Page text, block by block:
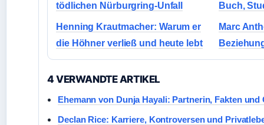
tödlichen Nürburgring-Unfall
Buch,
Henning Krautmacher: Warum er
die Höhner verließ und heute lebt
Marc
4 VERWANDTE ARTIKEL
Ehemann von Dunja Hayali: Partnerin, Fakten und
Declan Rice: Karriere, Kontroversen und